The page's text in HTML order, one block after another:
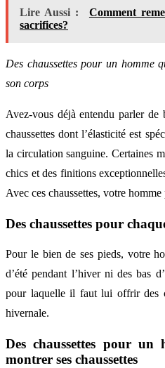
Lire Aussi :
Comment
sacrifices?
Des chaussettes pour un homme
son corps
Avez-vous déjà entendu parler de
chaussettes dont l’élasticité est
la circulation sanguine. Certaines
chics et des finitions
Avec ces chaussettes, votre
Des chaussettes pour
Pour le bien de ses pieds, votre
d’été pendant l’hiver ni des bas
pour laquelle il faut lui offrir des
hivernale.
Des chaussettes pour
montrer ses chaussettes